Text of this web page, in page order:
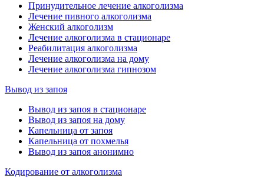
Принудительное лечение алкоголизма
Лечение пивного алкоголизма
Женский алкоголизм
Лечение алкоголизма в стационаре
Реабилитация алкоголизма
Лечение алкоголизма на дому
Лечение алкоголизма гипнозом
Вывод из запоя
Вывод из запоя в стационаре
Вывод из запоя на дому
Капельница от запоя
Капельница от похмелья
Вывод из запоя анонимно
Кодирование от алкоголизма